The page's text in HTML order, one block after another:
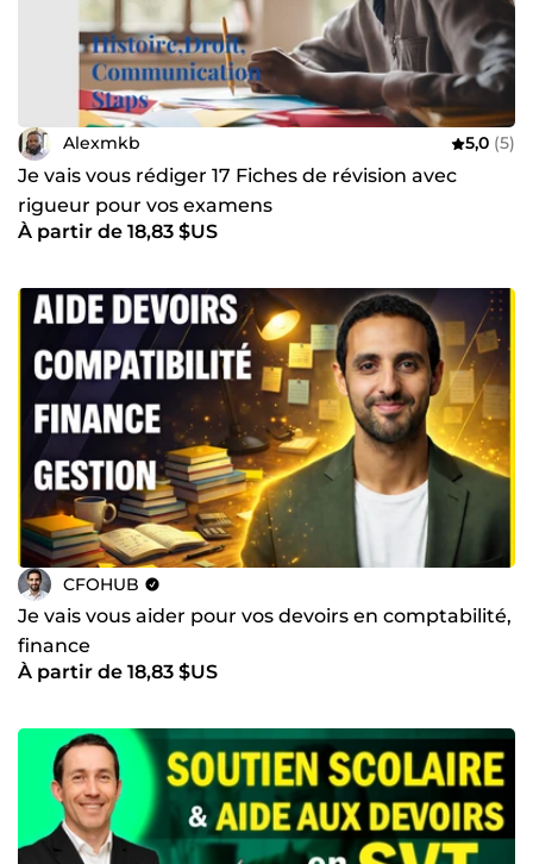
Alexmkb 5,0 (5)
Je vais vous rédiger 17 Fiches de révision avec
rigueur pour vos examens
À partir de 18,83 $US
CFOHUB
Je vais vous aider pour vos devoirs en comptabilité,
finance
À partir de 18,83 $US